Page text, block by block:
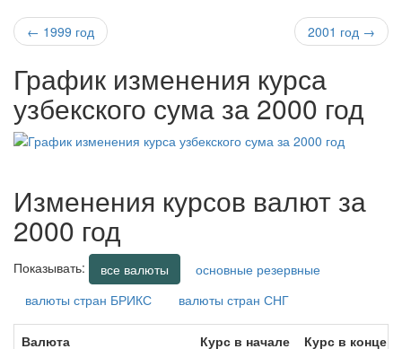
← 1999 год 2001 год →
График изменения курса
узбекского сума за 2000 год
Изменения курсов валют за
2000 год
Показывать: все валюты
основные резервные
валюты стран БРИКС
валюты стран СНГ
Валюта
Курс в начале
Курс в конце